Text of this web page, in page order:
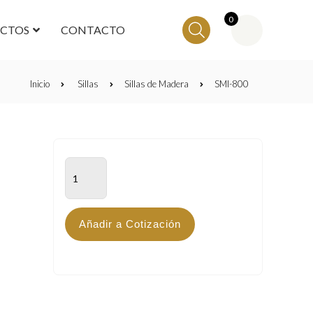
CONTACTO
0
Inicio Sillas Sillas de Madera SMI-800
SMI-
800
Añadir a Cotización